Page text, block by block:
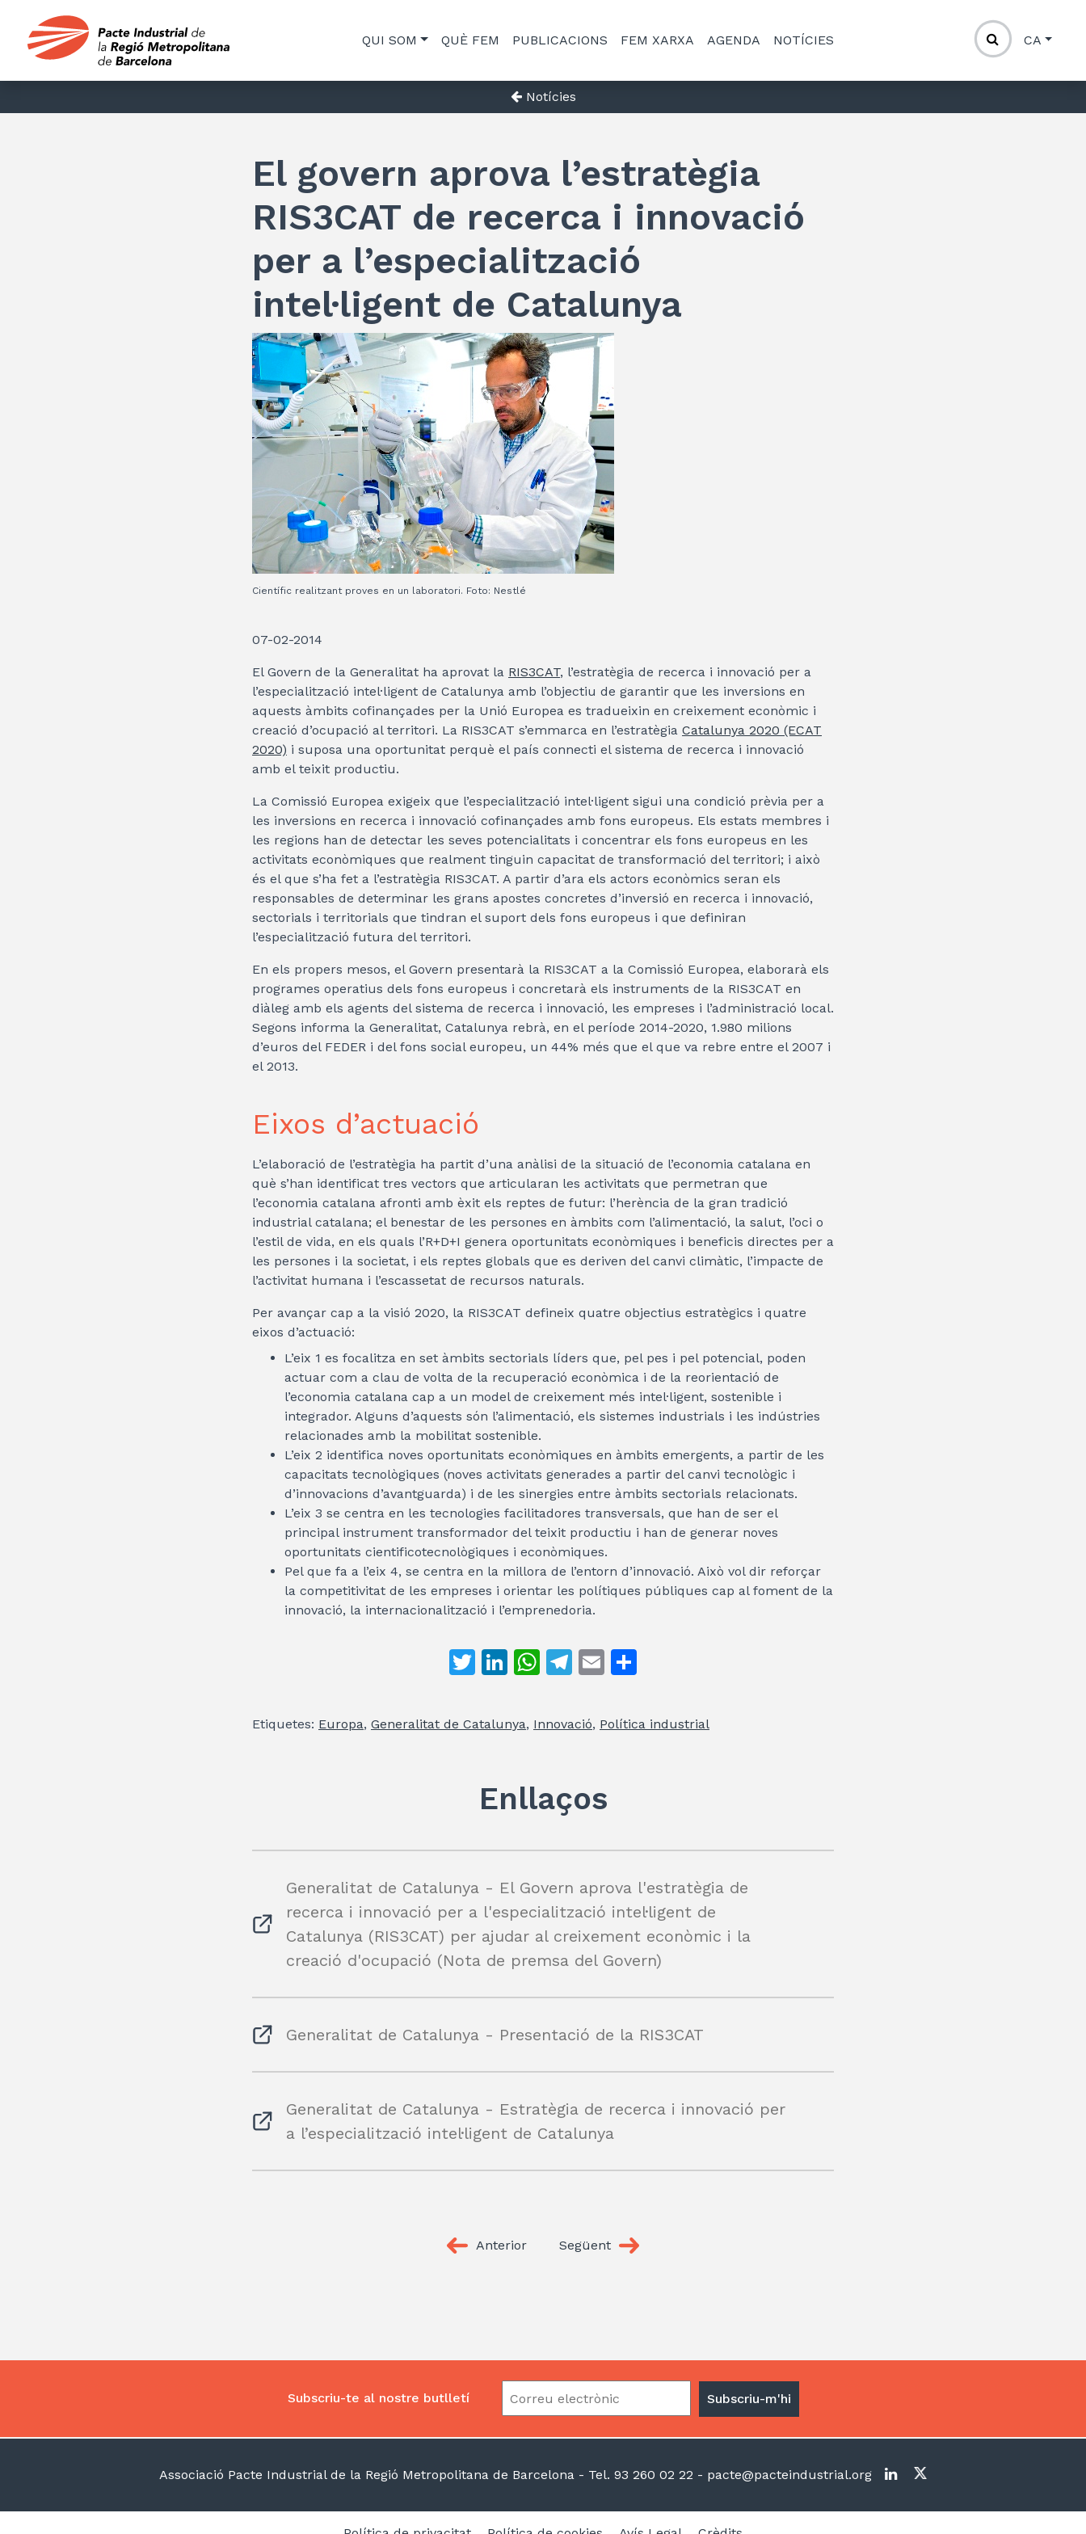
QUI SOM QUÈ FEM PUBLICACIONS FEM XARXA AGENDA NOTÍCIES CA
Notícies
El govern aprova l’estratègia
RIS3CAT de recerca i innovació
per a l’especialització
intel·ligent de Catalunya
Científic realitzant proves en un laboratori. Foto: Nestlé
07-02-2014
El Govern de la Generalitat ha aprovat la RIS3CAT, l’estratègia de recerca i innovació per a
l’especialització intel·ligent de Catalunya amb l’objectiu de garantir que les inversions en
aquests àmbits cofinançades per la Unió Europea es tradueixin en creixement econòmic i
creació d’ocupació al territori. La RIS3CAT s’emmarca en l’estratègia Catalunya 2020 (ECAT
2020) i suposa una oportunitat perquè el país connecti el sistema de recerca i innovació
amb el teixit productiu.
La Comissió Europea exigeix que l’especialització intel·ligent sigui una condició prèvia per a
les inversions en recerca i innovació cofinançades amb fons europeus. Els estats membres i
les regions han de detectar les seves potencialitats i concentrar els fons europeus en les
activitats econòmiques que realment tinguin capacitat de transformació del territori; i això
és el que s’ha fet a l’estratègia RIS3CAT. A partir d’ara els actors econòmics seran els
responsables de determinar les grans apostes concretes d’inversió en recerca i innovació,
sectorials i territorials que tindran el suport dels fons europeus i que definiran
l’especialització futura del territori.
En els propers mesos, el Govern presentarà la RIS3CAT a la Comissió Europea, elaborarà els
programes operatius dels fons europeus i concretarà els instruments de la RIS3CAT en
diàleg amb els agents del sistema de recerca i innovació, les empreses i l’administració local.
Segons informa la Generalitat, Catalunya rebrà, en el període 2014-2020, 1.980 milions
d’euros del FEDER i del fons social europeu, un 44% més que el que va rebre entre el 2007 i
el 2013.
Eixos d’actuació
L’elaboració de l’estratègia ha partit d’una anàlisi de la situació de l’economia catalana en
què s’han identificat tres vectors que articularan les activitats que permetran que
l’economia catalana afronti amb èxit els reptes de futur: l’herència de la gran tradició
industrial catalana; el benestar de les persones en àmbits com l’alimentació, la salut, l’oci o
l’estil de vida, en els quals l’R+D+I genera oportunitats econòmiques i beneficis directes per a
les persones i la societat, i els reptes globals que es deriven del canvi climàtic, l’impacte de
l’activitat humana i l’escassetat de recursos naturals.
Per avançar cap a la visió 2020, la RIS3CAT defineix quatre objectius estratègics i quatre
eixos d’actuació:
L’eix 1 es focalitza en set àmbits sectorials líders que, pel pes i pel potencial, poden
actuar com a clau de volta de la recuperació econòmica i de la reorientació de
l’economia catalana cap a un model de creixement més intel·ligent, sostenible i
integrador. Alguns d’aquests són l’alimentació, els sistemes industrials i les indústries
relacionades amb la mobilitat sostenible.
L’eix 2 identifica noves oportunitats econòmiques en àmbits emergents, a partir de les
capacitats tecnològiques (noves activitats generades a partir del canvi tecnològic i
d’innovacions d’avantguarda) i de les sinergies entre àmbits sectorials relacionats.
L’eix 3 se centra en les tecnologies facilitadores transversals, que han de ser el
principal instrument transformador del teixit productiu i han de generar noves
oportunitats cientificotecnològiques i econòmiques.
Pel que fa a l’eix 4, se centra en la millora de l’entorn d’innovació. Això vol dir reforçar
la competitivitat de les empreses i orientar les polítiques públiques cap al foment de la
innovació, la internacionalització i l’emprenedoria.
T
itt
er
Li
k
e
n
W
at
s
p
p
T
e
gr
m
E
ai
l
m
p
Etiquetes: Europa, Generalitat de Catalunya, Innovació, Política industrial
Enllaços
Generalitat de Catalunya - El Govern aprova l'estratègia de
recerca i innovació per a l'especialització intel·ligent de
Catalunya (RIS3CAT) per ajudar al creixement econòmic i la
creació d'ocupació (Nota de premsa del Govern)
Generalitat de Catalunya - Presentació de la RIS3CAT
Generalitat de Catalunya - Estratègia de recerca i innovació per
a l’especialització intel·ligent de Catalunya
Anterior Següent
Subscriu-te al nostre butlletí
Associació Pacte Industrial de la Regió Metropolitana de Barcelona - Tel. 93 260 02 22 - pacte@pacteindustrial.org